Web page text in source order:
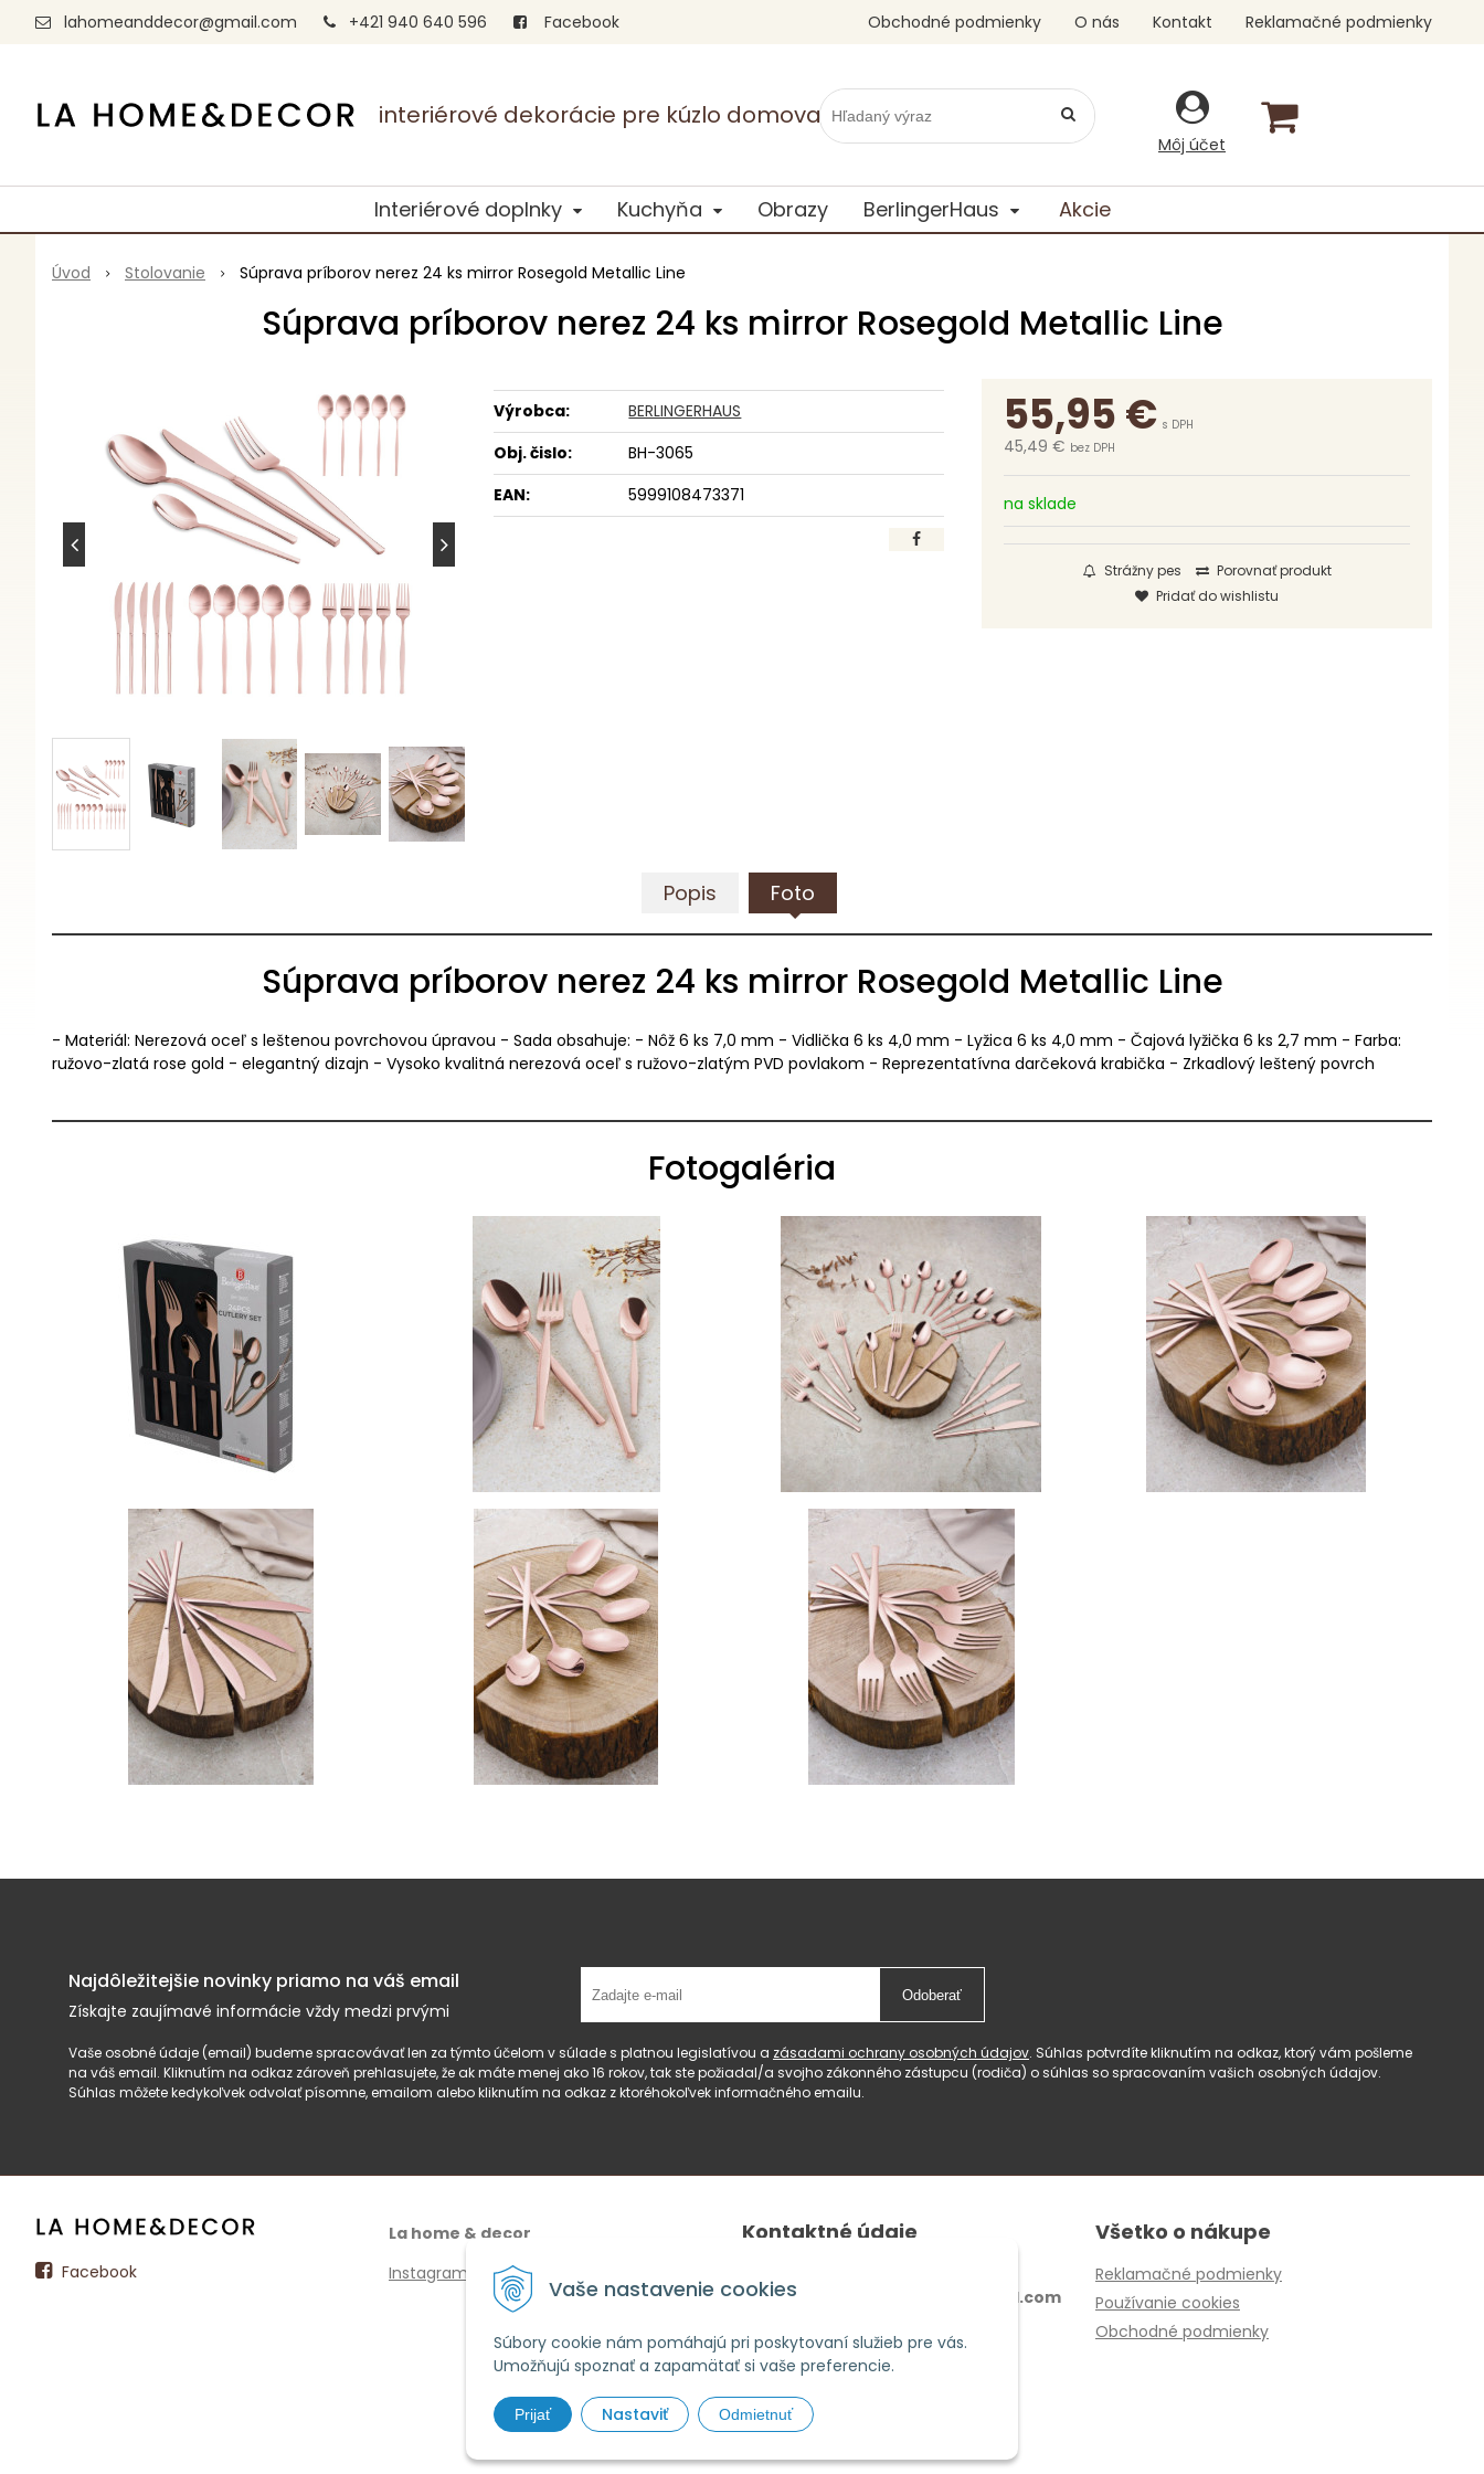
Vaše nastavenie cookies
Súbory cookie nám pomáhajú pri poskytovaní služieb pre vás.
Umožňujú spoznať a zapamätať si vaše preferencie.
Prijať Nastaviť Odmietnuť
interiérové dekorácie pre kúzlo domova
lahomeanddecor@gmail.com +421 940 640 596 Facebook
Môj účet
Obchodné podmienky O nás Kontakt Reklamačné podmienky
Interiérové doplnky Kuchyňa Obrazy BerlingerHaus Akcie
Úvod Stolovanie Súprava príborov nerez 24 ks mirror Rosegold Metallic Line
Súprava príborov nerez 24 ks mirror Rosegold Metallic Line
55,95€ s DPH
45,49 € bez DPH
na sklade
Strážny pes
Porovnať produkt
Pridať do wishlistu
Výrobca:
BERLINGERHAUS
Obj. čislo:
BH-3065
EAN:
5999108473371
Popis Foto
Súprava príborov nerez 24 ks mirror Rosegold Metallic Line
- Materiál: Nerezová oceľ s leštenou povrchovou úpravou - Sada obsahuje: - Nôž 6 ks 7,0 mm - Vidlička 6 ks 4,0 mm - Lyžica 6 ks 4,0 mm - Čajová lyžička 6 ks 2,7 mm - Farba:
ružovo-zlatá rose gold - elegantný dizajn - Vysoko kvalitná nerezová oceľ s ružovo-zlatým PVD povlakom - Reprezentatívna darčeková krabička - Zrkadlový leštený povrch
Fotogaléria
Najdôležitejšie novinky priamo na váš email
Získajte zaujímavé informácie vždy medzi prvými
Odoberať
Vaše osobné údaje (email) budeme spracovávať len za týmto účelom v súlade s platnou legislatívou a zásadami ochrany osobných údajov. Súhlas potvrdíte kliknutím na odkaz, ktorý vám pošleme
na váš email. Kliknutím na odkaz zároveň prehlasujete, že ak máte menej ako 16 rokov, tak ste požiadal/a svojho zákonného zástupcu (rodiča) o súhlas so spracovaním vašich osobných údajov.
Súhlas môžete kedykoľvek odvolať písomne, emailom alebo kliknutím na odkaz z ktoréhokoľvek informačného emailu.
Facebook
La home & decor
Instagram
Kontaktné údaje
E-mail: lahomeanddecor@gmail.com
Adresa:Zelenečská 10236/27
91702,Trnava
Všetko o nákupe
Reklamačné podmienky
Používanie cookies
Obchodné podmienky